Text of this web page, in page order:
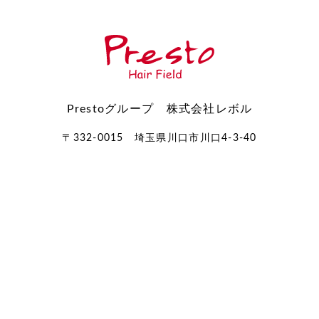
Prestoグループ 株式会社レボル
〒332-0015 埼玉県川口市川口4-3-40